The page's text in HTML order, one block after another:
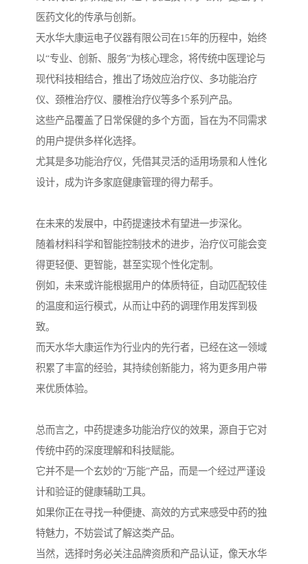
医药文化的传承与创新。
天水华大康运电子仪器有限公司在15年的历程中，始终
以“专业、创新、服务”为核心理念，将传统中医理论与
现代科技相结合，推出了场效应治疗仪、多功能治疗
仪、颈椎治疗仪、腰椎治疗仪等多个系列产品。
这些产品覆盖了日常保健的多个方面，旨在为不同需求
的用户提供多样化选择。
尤其是多功能治疗仪，凭借其灵活的适用场景和人性化
设计，成为许多家庭健康管理的得力帮手。
在未来的发展中，中药提速技术有望进一步深化。
随着材料科学和智能控制技术的进步，治疗仪可能会变
得更轻便、更智能，甚至实现个性化定制。
例如，未来或许能根据用户的体质特征，自动匹配较佳
的温度和运行模式，从而让中药的调理作用发挥到极
致。
而天水华大康运作为行业内的先行者，已经在这一领域
积累了丰富的经验，其持续创新能力，将为更多用户带
来优质体验。
总而言之，中药提速多功能治疗仪的效果，源自于它对
传统中药的深度理解和科技赋能。
它并不是一个玄妙的“万能”产品，而是一个经过严谨设
计和验证的健康辅助工具。
如果你正在寻找一种便捷、高效的方式来感受中药的独
特魅力，不妨尝试了解这类产品。
当然，选择时务必关注品牌资质和产品认证，像天水华